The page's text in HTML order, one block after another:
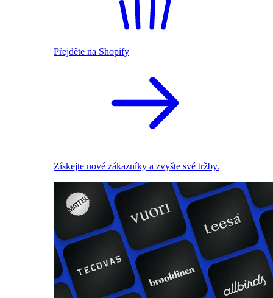
Přejděte na Shopify
Získejte nové zákazníky a zvyšte své tržby.